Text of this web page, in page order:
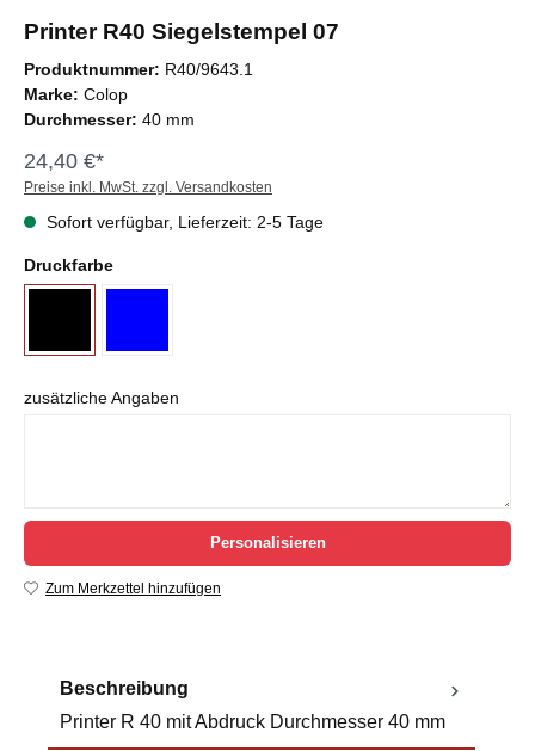
Printer R40 Siegelstempel 07
Produktnummer: R40/9643.1
Marke: Colop
Durchmesser: 40 mm
24,40 €*
Preise inkl. MwSt. zzgl. Versandkosten
Sofort verfügbar, Lieferzeit: 2-5 Tage
Druckfarbe
zusätzliche Angaben
Personalisieren
Zum Merkzettel hinzufügen
Beschreibung
Printer R 40 mit Abdruck Durchmesser 40 mm